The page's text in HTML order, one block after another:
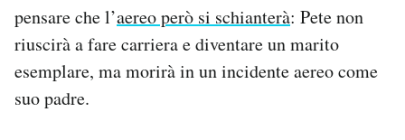
pensare che l’aereo però si schianterà: Pete non
riuscirà a fare carriera e diventare un marito
esemplare, ma morirà in un incidente aereo come
suo padre.